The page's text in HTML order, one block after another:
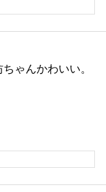
ゃんかわいい。